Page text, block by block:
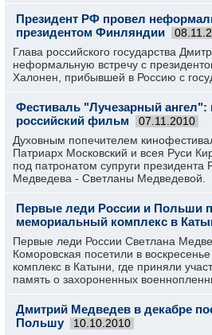
Президент РФ провел
президентом Финляндии
Глава российского государства
неформальную встречу с
Халонен, прибывшей в Россию с
Фестиваль "Лучезарный ангел":
российский фильм
07.11.2010
Духовным попечителем
Патриарх Московский и всея Руси
под патронатом супруги президента
Медведева - Светланы Медведевой.
Первые леди России и Польши
мемориальный комплекс в
Первые леди России Светлана
Коморовская посетили в
комплекс в Катыни, где приняли
память о захороненных
Дмитрий Медведев в декабре
Польшу
10.10.2010